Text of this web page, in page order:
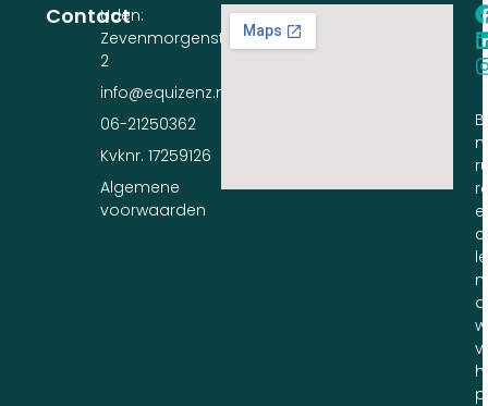
Contact
Uden:
Zevenmorgenstraat
2
info@equizenz.nl
06-21250362
Kvknr. 17259126
Algemene
voorwaarden